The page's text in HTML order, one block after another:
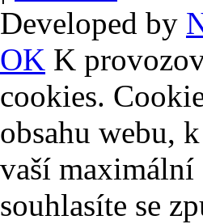
Developed by
OK K
cookies.
obsahu webu,
vaší maximální
souhlasíte se